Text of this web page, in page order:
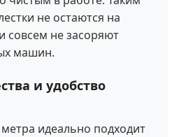
не остаются на
совсем не засоряют
машин.
и удобство
идеально подходит